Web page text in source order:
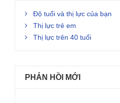
Độ tuổi và thị lực của bạn
Thị lực trẻ em
Thị lực trên 40 tuổi
PHẢN HỒI MỚI